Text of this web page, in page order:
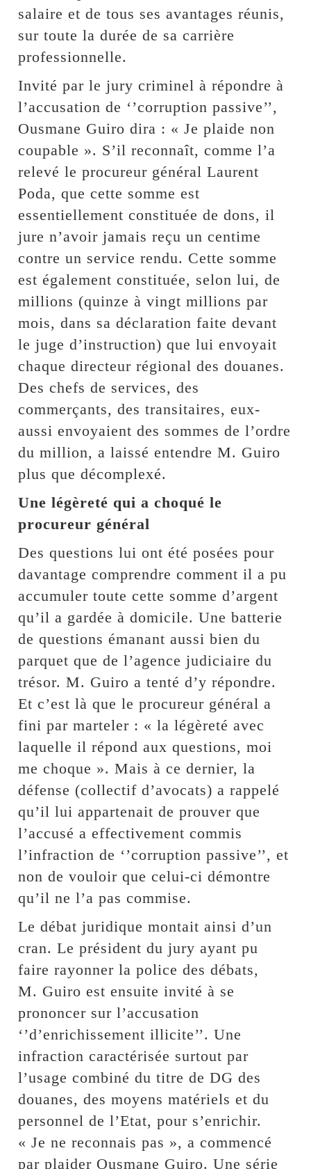
salaire et de tous ses avantages réunis,
sur toute la durée de sa carrière
professionnelle.
Invité par le jury criminel à répondre à
l’accusation de ‘’corruption passive’’,
Ousmane Guiro dira : « Je plaide non
coupable ». S’il reconnaît, comme l’a
relevé le procureur général Laurent
Poda, que cette somme est
essentiellement constituée de dons, il
jure n’avoir jamais reçu un centime
contre un service rendu. Cette somme
est également constituée, selon lui, de
millions (quinze à vingt millions par
mois, dans sa déclaration faite devant
le juge d’instruction) que lui envoyait
chaque directeur régional des douanes.
Des chefs de services, des
commerçants, des transitaires, eux-
aussi envoyaient des sommes de l’ordre
du million, a laissé entendre M. Guiro
plus que décomplexé.
Une légèreté qui a choqué le
procureur général
Des questions lui ont été posées pour
davantage comprendre comment il a pu
accumuler toute cette somme d’argent
qu’il a gardée à domicile. Une batterie
de questions émanant aussi bien du
parquet que de l’agence judiciaire du
trésor. M. Guiro a tenté d’y répondre.
Et c’est là que le procureur général a
fini par marteler : « la légèreté avec
laquelle il répond aux questions, moi
me choque ». Mais à ce dernier, la
défense (collectif d’avocats) a rappelé
qu’il lui appartenait de prouver que
l’accusé a effectivement commis
l’infraction de ‘’corruption passive’’, et
non de vouloir que celui-ci démontre
qu’il ne l’a pas commise.
Le débat juridique montait ainsi d’un
cran. Le président du jury ayant pu
faire rayonner la police des débats,
M. Guiro est ensuite invité à se
prononcer sur l’accusation
‘’d’enrichissement illicite’’. Une
infraction caractérisée surtout par
l’usage combiné du titre de DG des
douanes, des moyens matériels et du
personnel de l’Etat, pour s’enrichir.
« Je ne reconnais pas », a commencé
par plaider Ousmane Guiro. Une série